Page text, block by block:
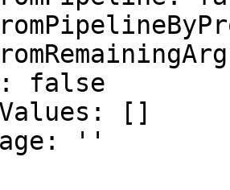
false
[]
''